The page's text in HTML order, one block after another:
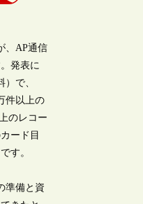
、AP通信
発表に
）で、
件以上の
のレコー
ード目
す。
準備と資